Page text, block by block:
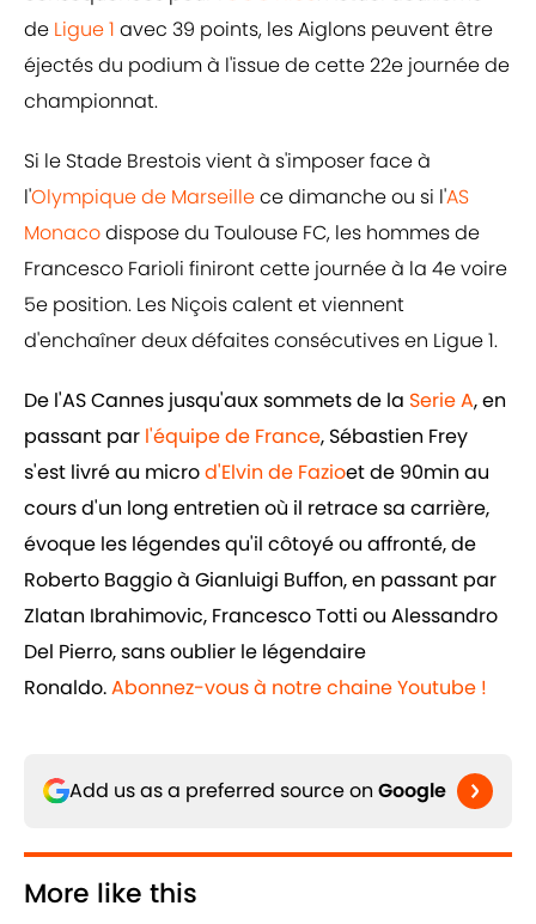
de Ligue 1 avec 39 points, les Aiglons peuvent être
éjectés du podium à l'issue de cette 22e journée de
championnat.
Si le Stade Brestois vient à s'imposer face à
l'Olympique de Marseillece dimanche ou si l'AS
Monacodispose du Toulouse FC, les hommes de
Francesco Farioli finiront cette journée à la 4e voire
5e position. Les Niçois calent et viennent
d'enchaîner deux défaites consécutives en Ligue 1.
De l'AS Cannes jusqu'aux sommets de la Serie A, en
passant par l'équipe de France, Sébastien Frey
s'est livré au microd'Elvin de Fazioet de 90min au
cours d'un long entretien où il retrace sa carrière,
évoque les légendes qu'il côtoyé ou affronté, de
Roberto Baggio à Gianluigi Buffon, en passant par
Zlatan Ibrahimovic, Francesco Totti ou Alessandro
Del Pierro, sans oublier le légendaire
Ronaldo.Abonnez-vous à notre chaine Youtube !
Add us as a preferred source on Google
More like this